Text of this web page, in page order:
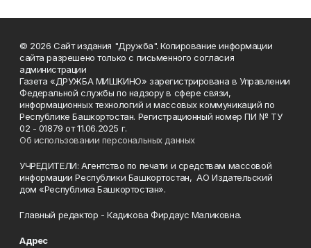
© 2026 Сайт издания "Дружба". Копирование информации
сайта разрешено только с письменного согласия
администрации
Газета «ДРУЖБА МИШКИНО» зарегистрирована в Управлении
Федеральной службы по надзору в сфере связи,
информационных технологий и массовых коммуникаций по
Республике Башкортостан. Регистрационный номер ПИ № ТУ
02 - 01879 от 11.06.2025 г.
Об использовании персональных данных
УЧРЕДИТЕЛИ: Агентство по печати и средствам массовой
информации Республики Башкортостан, АО Издательский
дом «Республика Башкортостан».
Главный редактор - Кадикова Фирдаус Маликовна.
Адрес